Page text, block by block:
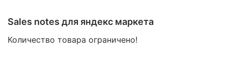
Универсальный
Sales notes для яндекс маркета
Количество товара ограничено!